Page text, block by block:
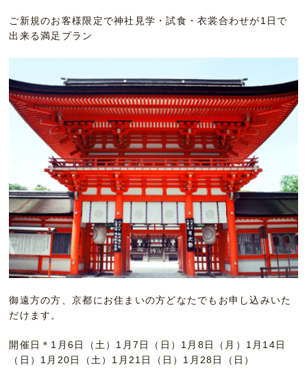
ご新規のお客様限定で神社見学・試食・衣裳合わせが1日で
出来る満足プラン
御遠方の方、京都にお住まいの方どなたでもお申し込みいた
だけます。
開催日＊1月6日（土）1月7日（日）1月8日（月）1月14日
（日）1月20日（土）1月21日（日）1月28日（日）